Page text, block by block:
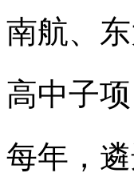
南航、
高中子项
每年，